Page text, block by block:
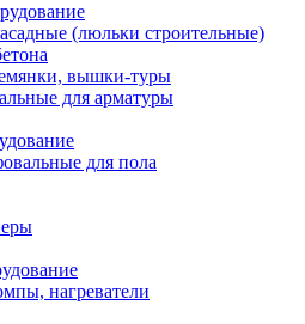
(люльки строительные)
вышки-туры
для арматуры
для пола
нагреватели